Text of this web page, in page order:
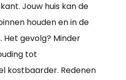
Jouw huis kan de
houden en in de
Het gevolg? Minder
tot
kostbaarder. Redenen